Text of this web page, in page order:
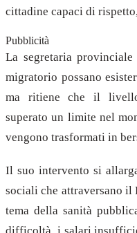
cittadine capaci di
Pubblicità
La segretaria
migratorio possano
ma ritiene che il
superato un limite nel
vengono trasformati in
Il suo intervento si
sociali che attraversano
tema della sanità
difficoltà, i salari